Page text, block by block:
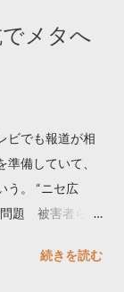
kakusan
メタへ
ビでも報道が相
備していて、
う。 “ニセ広
問題 被害者らが
ぜなくならな
続きを読む